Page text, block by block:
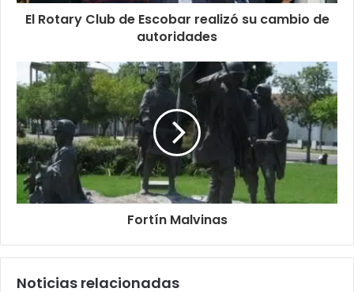
El Rotary Club de Escobar realizó su cambio de
autoridades
Fortín Malvinas
Noticias relacionadas